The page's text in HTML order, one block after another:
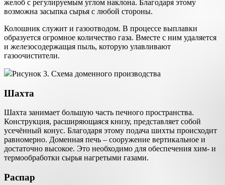
желоб с регулируемым углом наклона. Благодаря этому
возможна засыпка сырья с любой стороны.
Колошник служит и газоотводом. В процессе выплавки
образуется огромное количество газа. Вместе с ним удаляется
и железосодержащая пыль, которую улавливают
газоочистители.
Рисунок 3. Схема доменного производства
Шахта
Шахта занимает большую часть печного пространства.
Конструкция, расширяющаяся книзу, представляет собой
усечённый конус. Благодаря этому подача шихты происходит
равномерно. Доменная печь – сооружение вертикальное и
достаточно высокое. Это необходимо для обеспечения хим- и
термообработки сырья нагретыми газами.
Распар